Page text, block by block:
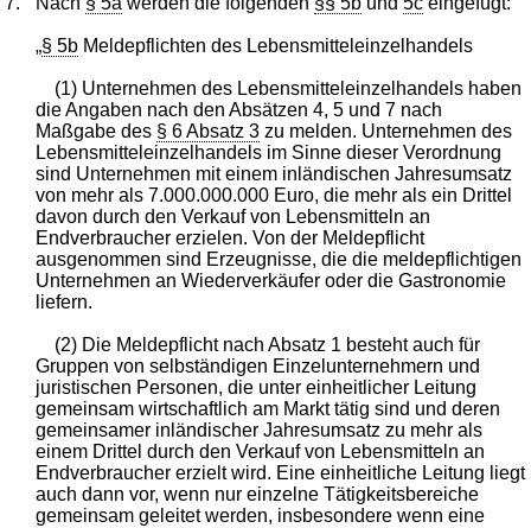
„§ 5b Meldepflichten des Lebensmitteleinzelhandels
(1) Unternehmen des Lebensmitteleinzelhandels haben
die Angaben nach den Absätzen 4, 5 und 7 nach
Maßgabe des § 6 Absatz 3 zu melden. Unternehmen des
Lebensmitteleinzelhandels im Sinne dieser Verordnung
sind Unternehmen mit einem inländischen Jahresumsatz
von mehr als 7.000.000.000 Euro, die mehr als ein Drittel
davon durch den Verkauf von Lebensmitteln an
Endverbraucher erzielen. Von der Meldepflicht
ausgenommen sind Erzeugnisse, die die meldepflichtigen
Unternehmen an Wiederverkäufer oder die Gastronomie
liefern.
(2) Die Meldepflicht nach Absatz 1 besteht auch für
Gruppen von selbständigen Einzelunternehmern und
juristischen Personen, die unter einheitlicher Leitung
gemeinsam wirtschaftlich am Markt tätig sind und deren
gemeinsamer inländischer Jahresumsatz zu mehr als
einem Drittel durch den Verkauf von Lebensmitteln an
Endverbraucher erzielt wird. Eine einheitliche Leitung liegt
auch dann vor, wenn nur einzelne Tätigkeitsbereiche
gemeinsam geleitet werden, insbesondere wenn eine